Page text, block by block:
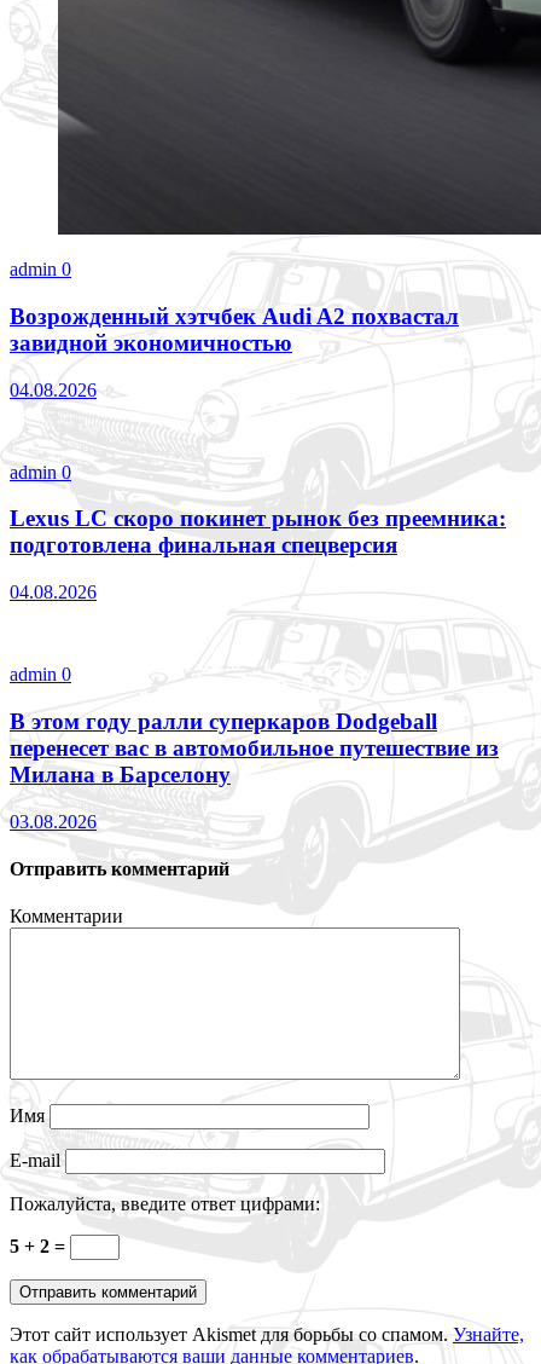
admin 0
Возрожденный хэтчбек Audi A2 похвастал
завидной экономичностью
04.08.2026
admin0
Lexus LC скоро покинет рынок без преемника:
подготовлена финальная спецверсия
04.08.2026
admin 0
В этом году ралли суперкаров Dodgeball
перенесет вас в автомобильное путешествие из
Милана в Барселону
03.08.2026
Отправить комментарий
Комментарии
Имя
E-mail
Пожалуйста, введите ответ цифрами:
5 + 2 =
Этот сайт использует Akismet для борьбы со спамом. Узнайте,
как обрабатываются ваши данные комментариев.